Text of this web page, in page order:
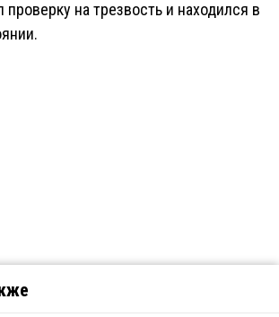
на трезвость и находился в